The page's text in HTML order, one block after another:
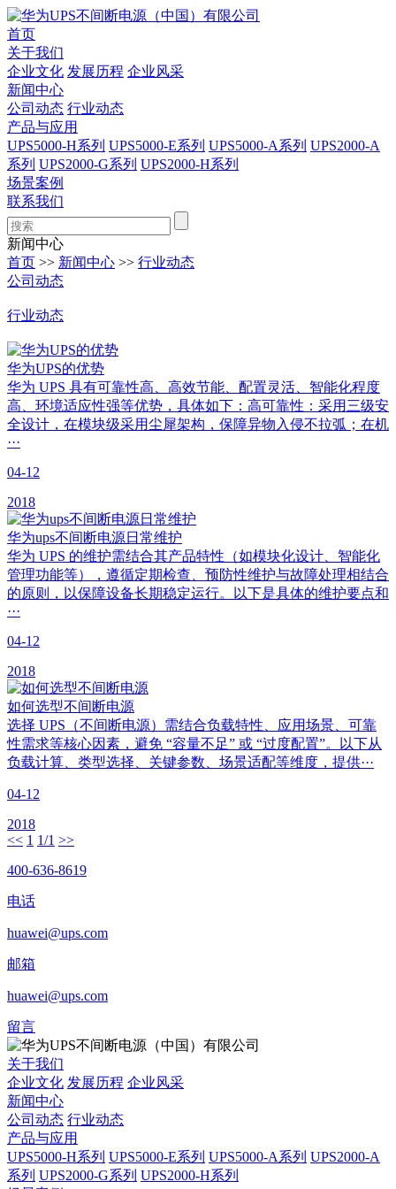
首页
关于我们
企业文化 发展历程 企业风采
新闻中心
公司动态 行业动态
产品与应用
UPS5000-H系列 UPS5000-E系列 UPS5000-A系列 UPS2000-A
系列 UPS2000-G系列 UPS2000-H系列
场景案例
联系我们
新闻中心
首页 >> 新闻中心 >> 行业动态
公司动态
行业动态
华为UPS的优势
华为 UPS 具有可靠性高、高效节能、配置灵活、智能化程度
高、环境适应性强等优势，具体如下：高可靠性：采用三级安
全设计，在模块级采用尘犀架构，保障异物入侵不拉弧；在机
···
04-12
2018
华为ups不间断电源日常维护
华为 UPS 的维护需结合其产品特性（如模块化设计、智能化
管理功能等），遵循定期检查、预防性维护与故障处理相结合
的原则，以保障设备长期稳定运行。以下是具体的维护要点和
···
04-12
2018
如何选型不间断电源
选择 UPS（不间断电源）需结合负载特性、应用场景、可靠
性需求等核心因素，避免 “容量不足” 或 “过度配置”。以下从
负载计算、类型选择、关键参数、场景适配等维度，提供···
04-12
2018
<< 1 1/1 >>
400-636-8619
电话
huawei@ups.com
邮箱
huawei@ups.com
留言
关于我们
企业文化 发展历程 企业风采
新闻中心
公司动态 行业动态
产品与应用
UPS5000-H系列 UPS5000-E系列 UPS5000-A系列 UPS2000-A
系列 UPS2000-G系列 UPS2000-H系列